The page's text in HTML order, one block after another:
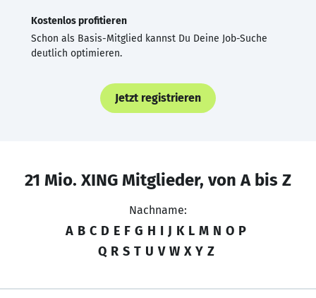
Kostenlos profitieren
Schon als Basis-Mitglied kannst Du Deine Job-Suche
deutlich optimieren.
Jetzt registrieren
21 Mio. XING Mitglieder, von A bis Z
Nachname:
A B C D E F G H I J K L M N O P
Q R S T U V W X Y Z